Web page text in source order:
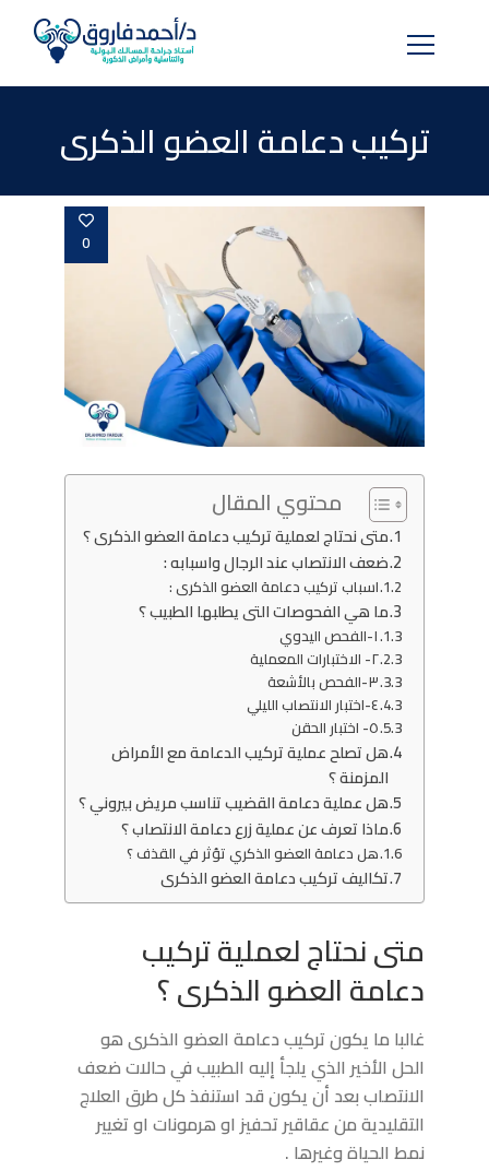
البحث
تركيب دعامة العضو الذكرى
0
محتوي المقال
متى نحتاج لعملية تركيب دعامة العضو الذكرى ؟
ضعف الانتصاب عند الرجال واسبابه :
اسباب تركيب دعامة العضو الذكرى :
ما هي الفحوصات التى يطلبها الطبيب ؟
١-الفحص اليدوي
٢- الاختبارات المعملية
٣-الفحص بالأشعة
٤-اختبار الانتصاب الليلي
٥- اختبار الحقن
هل تصلح عملية تركيب الدعامة مع الأمراض
المزمنة ؟
هل عملية دعامة القضيب تناسب مريض بيروني ؟
ماذا تعرف عن عملية زرع دعامة الانتصاب ؟
هل دعامة العضو الذكري تؤثر في القذف ؟
تكاليف تركيب دعامة العضو الذكرى
متى نحتاج لعملية تركيب
دعامة العضو الذكرى ؟
غالبا ما يكون تركيب دعامة العضو الذكرى هو
الحل الأخير الذي يلجأ إليه الطبيب في حالات ضعف
الانتصاب بعد أن يكون قد استنفذ كل طرق العلاج
التقليدية من عقاقير تحفيز او هرمونات او تغيير
نمط الحياة وغيرها .